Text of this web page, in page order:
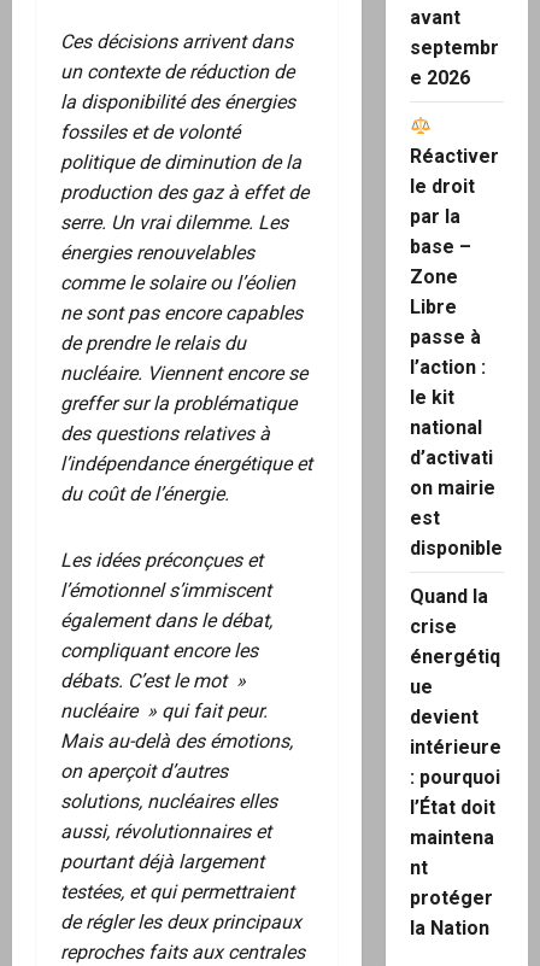
Ces décisions arrivent dans
un contexte de réduction de
la disponibilité des énergies
fossiles et de volonté
politique de diminution de la
production des gaz à effet de
serre. Un vrai dilemme. Les
énergies renouvelables
comme le solaire ou l’éolien
ne sont pas encore capables
de prendre le relais du
nucléaire. Viennent encore se
greffer sur la problématique
des questions relatives à
l’indépendance énergétique et
du coût de l’énergie.
Les idées préconçues et
l’émotionnel s’immiscent
également dans le débat,
compliquant encore les
débats. C’est le mot »
nucléaire » qui fait peur.
Mais au-delà des émotions,
on aperçoit d’autres
solutions, nucléaires elles
aussi, révolutionnaires et
pourtant déjà largement
testées, et qui permettraient
de régler les deux principaux
reproches faits aux centrales
avant
septembr
e 2026
Réactiver
le droit
par la
base –
Zone
Libre
passe à
l’action :
le kit
national
d’activati
on mairie
est
disponible
Quand la
crise
énergétiq
ue
devient
intérieure
: pourquoi
l’État doit
maintena
nt
protéger
la Nation